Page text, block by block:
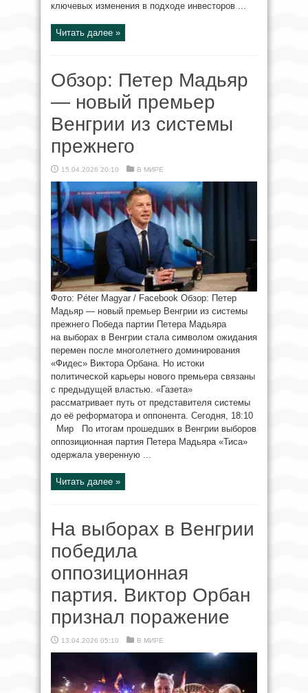
ключевых изменения в подходе инвесторов ...
Читать далее »
Обзор: Петер Мадьяр
— новый премьер
Венгрии из системы
прежнего
15.04.2026 20:10 В МИРЕ
Фото: Péter Magyar / Facebook Обзор: Петер
Мадьяр — новый премьер Венгрии из системы
прежнего Победа партии Петера Мадьяра
на выборах в Венгрии стала символом ожидания
перемен после многолетнего доминирования
«Фидес» Виктора Орбана. Но истоки
политической карьеры нового премьера связаны
с предыдущей властью. «Газета»
рассматривает путь от представителя системы
до её реформатора и оппонента. Сегодня, 18:10
Мир По итогам прошедших в Венгрии выборов
оппозиционная партия Петера Мадьяра «Тиса»
одержала уверенную ...
Читать далее »
На выборах в Венгрии
победила
оппозиционная
партия. Виктор Орбан
признал поражение
13.04.2026 05:10 В МИРЕ